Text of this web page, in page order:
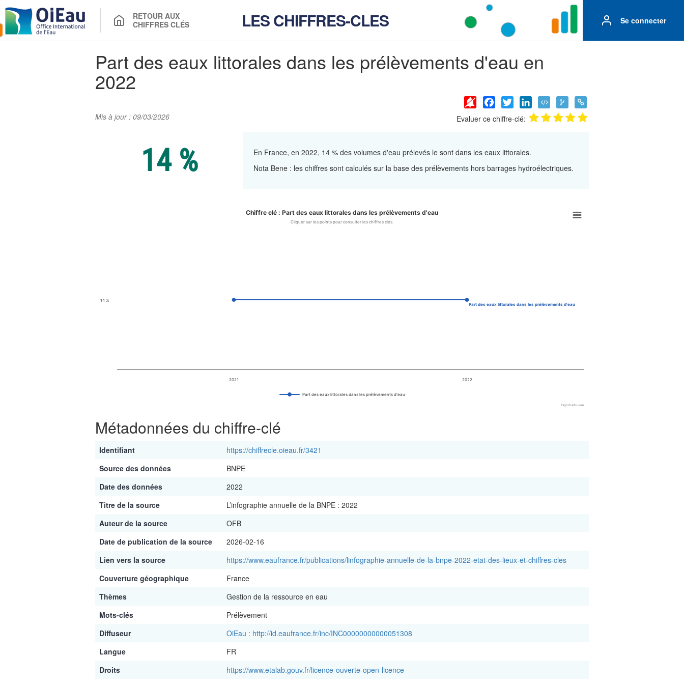
RETOUR AUX
CHIFFRES CLÉS
LES CHIFFRES-CLES Se connecter
Part des eaux littorales dans les prélèvements d'eau en
2022
Facebook
Twitter LinkedIn
Evaluer ce chiffre-clé:
Mis à jour : 09/03/2026
14 %
En France, en 2022, 14 % des volumes d'eau prélevés le sont dans les eaux littorales.
Nota Bene : les chiffres sont calculés sur la base des prélèvements hors barrages hydroélectriques.
Chiffre clé : Part des eaux littorales dans les prélèvements d'eau
Part des eaux littorales dans les prélèvements d'eau
Chiffre clé : Part des eaux littorales dans les prélèvements d'eau
Cliquer sur les points pour consulter les chiffres clés.
Part des eaux littorales dans les prélèvements d'eau
2021 2022
14 %
Highcharts.com
Métadonnées du chiffre-clé
Identifiant
https://chiffrecle.oieau.fr/3421
Source des données
BNPE
Date des données
2022
Titre de la source
L’infographie annuelle de la BNPE : 2022
Auteur de la source
OFB
Date de publication de la source
2026-02-16
Lien vers la source
https://www.eaufrance.fr/publications/linfographie-annuelle-de-la-bnpe-2022-etat-des-lieux-et-chiffres-cles
Couverture géographique
France
Thèmes
Gestion de la ressource en eau
Mots-clés
Prélèvement
Diffuseur
OiEau : http://id.eaufrance.fr/inc/INC00000000000051308
Langue
FR
Droits
https://www.etalab.gouv.fr/licence-ouverte-open-licence